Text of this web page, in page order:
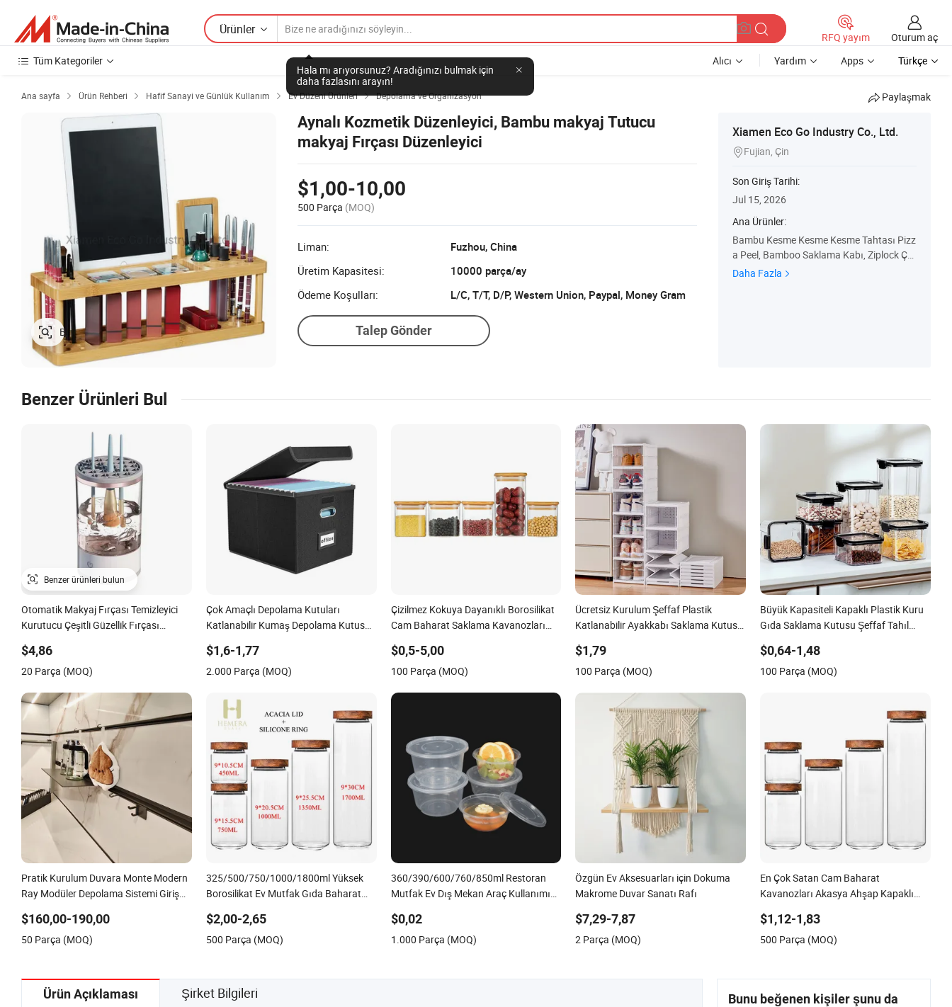
Ürünler
Hala mı arıyorsunuz? Aradığınızı bulmak için
daha fazlasını arayın!
RFQ yayım
Oturum aç
Tüm Kategoriler
Alıcı Yardım Apps Türkçe
Ana sayfa  Ürün Rehberi  Hafif Sanayi ve Günlük Kullanım  Ev Düzeni Ürünleri  Depolama ve Organizasyon Paylaşmak
Aynalı Kozmetik Düzenleyici, Bambu makyaj Tutucu
makyaj Fırçası Düzenleyici
$1,00-10,00
500 Parça (MOQ)
Liman:
Fuzhou, China
Üretim Kapasitesi:
10000 parça/ay
Ödeme Koşulları:
L/C, T/T, D/P, Western Union, Paypal, Money Gram
Talep Gönder
Xiamen Eco Go Industry Co., Ltd.
Fujian, Çin
Son Giriş Tarihi:
Jul 15, 2026
Ana Ürünler:
Bambu Kesme Kesme Kesme Tahtası Pizz
a Peel, Bamboo Saklama Kabı, Ziplock Ça
nta Saklama Düzenleyici Sarma Dağıtıcı,
Daha Fazla
Benzer Ürünleri Bul
Otomatik Makyaj Fırçası Temizleyici
Kurutucu Çeşitli Güzellik Fırçası
$4,86
20 Parça (MOQ)
Çok Amaçlı Depolama Kutuları
Katlanabilir Kumaş Depolama Kutusu
$1,6-1,77
2.000 Parça (MOQ)
Çizilmez Kokuya Dayanıklı Borosilikat
Cam Baharat Saklama Kavanozları
$0,5-5,00
100 Parça (MOQ)
Ücretsiz Kurulum Şeffaf Plastik
Katlanabilir Ayakkabı Saklama Kutusu
$1,79
100 Parça (MOQ)
Büyük Kapasiteli Kapaklı Plastik Kuru
Gıda Saklama Kutusu Şeffaf Tahıl
Aksesuarları
$0,64-1,48
100 Parça (MOQ)
Pratik Kurulum Duvara Monte Modern
Ray Modüler Depolama Sistemi Giriş
$160,00-190,00
50 Parça (MOQ)
325/500/750/1000/1800ml Yüksek
Borosilikat Ev Mutfak Gıda Baharat
Sızdırmaz Silikon Yüzük Ahşap Akasya
Kapak ile
$2,00-2,65
500 Parça (MOQ)
360/390/600/760/850ml Restoran
Mutfak Ev Dış Mekan Araç Kullanımı
Yuvarlak Kase
$0,02
1.000 Parça (MOQ)
Özgün Ev Aksesuarları için Dokuma
Makrome Duvar Sanatı Rafı
$7,29-7,87
2 Parça (MOQ)
En Çok Satan Cam Baharat
Kavanozları Akasya Ahşap Kapaklı
Mutfak Kullanımı İçin
$1,12-1,83
500 Parça (MOQ)
Ürün Açıklaması Şirket Bilgileri
Bunu beğenen kişiler şunu da